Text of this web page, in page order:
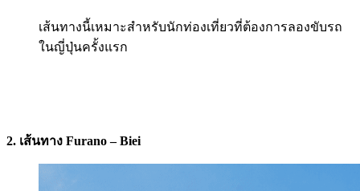
เส้นทางนี้เหมาะสำหรับนักท่องเที่ยวที่ต้องการลองขับรถ
ในญี่ปุ่นครั้งแรก
2. เส้นทาง Furano – Biei